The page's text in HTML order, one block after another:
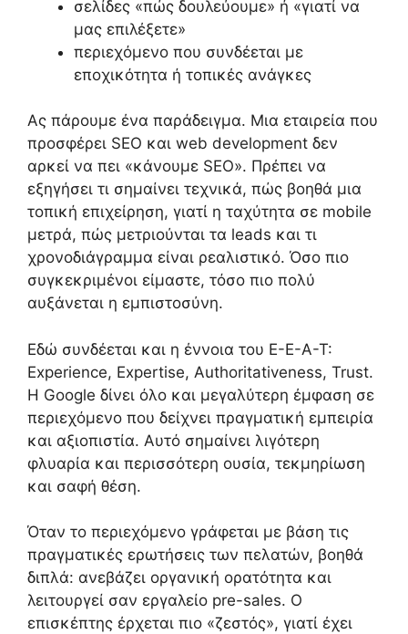
σελίδες «πώς δουλεύουμε» ή «γιατί να
μας επιλέξετε»
περιεχόμενο που συνδέεται με
εποχικότητα ή τοπικές ανάγκες
Ας πάρουμε ένα παράδειγμα. Μια εταιρεία που
προσφέρει SEO και web development δεν
αρκεί να πει «κάνουμε SEO». Πρέπει να
εξηγήσει τι σημαίνει τεχνικά, πώς βοηθά μια
τοπική επιχείρηση, γιατί η ταχύτητα σε mobile
μετρά, πώς μετριούνται τα leads και τι
χρονοδιάγραμμα είναι ρεαλιστικό. Όσο πιο
συγκεκριμένοι είμαστε, τόσο πιο πολύ
αυξάνεται η εμπιστοσύνη.
Εδώ συνδέεται και η έννοια του E-E-A-T:
Experience, Expertise, Authoritativeness, Trust.
Η Google δίνει όλο και μεγαλύτερη έμφαση σε
περιεχόμενο που δείχνει πραγματική εμπειρία
και αξιοπιστία. Αυτό σημαίνει λιγότερη
φλυαρία και περισσότερη ουσία, τεκμηρίωση
και σαφή θέση.
Όταν το περιεχόμενο γράφεται με βάση τις
πραγματικές ερωτήσεις των πελατών, βοηθά
διπλά: ανεβάζει οργανική ορατότητα και
λειτουργεί σαν εργαλείο pre-sales. Ο
επισκέπτης έρχεται πιο «ζεστός», γιατί έχει